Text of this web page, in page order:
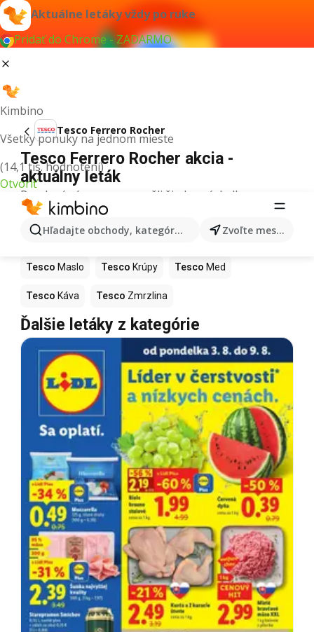
Aktuálne letáky vždy po ruke
Pridať do Chrome - ZADARMO
Kimbino
Všetky ponuky na jednom mieste
(14,1 tis. hodnotení)
Otvoriť
Hľadajte obchody, kategórie, produkty... Zvoľte mesto
Tesco Ferrero Rocher
Tesco Ferrero Rocher akcia -
aktuálny leták
Pre daný výraz sme nenašli žiadne výsledky.
Ďalšie produkty v obchodoch Tesco
Tesco Pizza Tesco Kiwi Mango
Tesco Maslo Tesco Krúpy Tesco Med
Tesco Káva Tesco Zmrzlina
Ďalšie letáky z kategórie